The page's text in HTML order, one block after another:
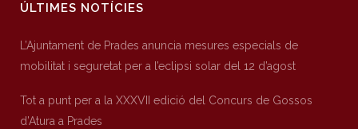
ÚLTIMES NOTÍCIES
L’Ajuntament de Prades anuncia mesures especials de
mobilitat i seguretat per a l’eclipsi solar del 12 d’agost
Tot a punt per a la XXXVII edició del Concurs de Gossos
d’Atura a Prades